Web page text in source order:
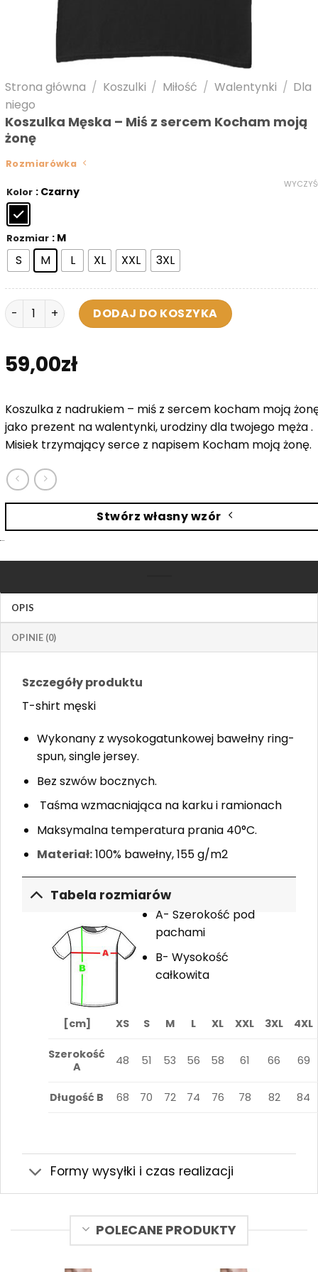
Strona główna / Koszulki / Miłość / Walentynki / Dla
niego
Koszulka Męska – Miś z sercem Kocham moją
żonę
Rozmiarówka
Kolor : Czarny
Rozmiar : M
S M L XL XXL 3XL
ilość Koszulka Męska - Miś z sercem Kocham moją żonę
DODAJ DO KOSZYKA
59,00zł
Koszulka z nadrukiem – miś z sercem kocham moją
jako prezent na walentynki, urodziny dla twojego męża .
Misiek trzymający serce z napisem Kocham moją żonę.
Stwórz własny wzór
OPIS
OPINIE (0)
Szczegóły produktu
T-shirt męski
Wykonany z wysokogatunkowej bawełny ring-
spun, single jersey. ​
Bez szwów bocznych.
Taśma wzmacniająca na karku i ramionach
Maksymalna temperatura prania 40°C.
Materiał:100% bawełny, 155 g/m2
Tabela rozmiarów
A- Szerokość pod
pachami
B- Wysokość
całkowita
[cm] XS S M L XL XXL 3XL 4XL
Szerokość
A
48 51 53 56 58 61 66 69
Długość B 68 70 72 74 76 78 82 84
Formy wysyłki i czas realizacji
POLECANE PRODUKTY